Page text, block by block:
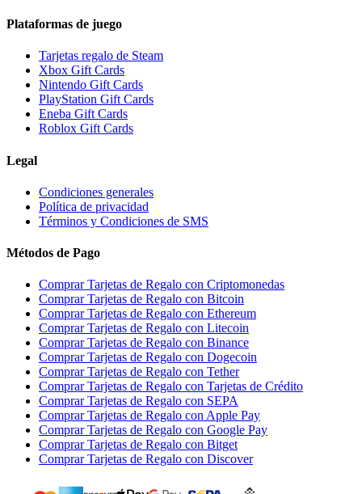
Plataformas de juego
Tarjetas regalo de Steam
Xbox Gift Cards
Nintendo Gift Cards
PlayStation Gift Cards
Eneba Gift Cards
Roblox Gift Cards
Legal
Condiciones generales
Política de privacidad
Términos y Condiciones de SMS
Métodos de Pago
Comprar Tarjetas de Regalo con Criptomonedas
Comprar Tarjetas de Regalo con Bitcoin
Comprar Tarjetas de Regalo con Ethereum
Comprar Tarjetas de Regalo con Litecoin
Comprar Tarjetas de Regalo con Binance
Comprar Tarjetas de Regalo con Dogecoin
Comprar Tarjetas de Regalo con Tether
Comprar Tarjetas de Regalo con Tarjetas de Crédito
Comprar Tarjetas de Regalo con SEPA
Comprar Tarjetas de Regalo con Apple Pay
Comprar Tarjetas de Regalo con Google Pay
Comprar Tarjetas de Regalo con Bitget
Comprar Tarjetas de Regalo con Discover